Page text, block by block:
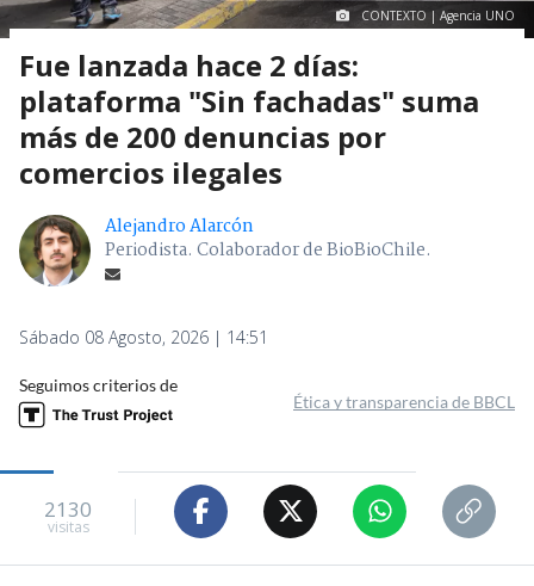
CONTEXTO | Agencia UNO
Fue lanzada hace 2 días:
plataforma "Sin fachadas" suma
más de 200 denuncias por
comercios ilegales
Alejandro Alarcón
Periodista. Colaborador de BioBioChile.
Sábado 08 Agosto, 2026 | 14:51
Seguimos criterios de
Ética y transparencia de BBCL
2130
visitas